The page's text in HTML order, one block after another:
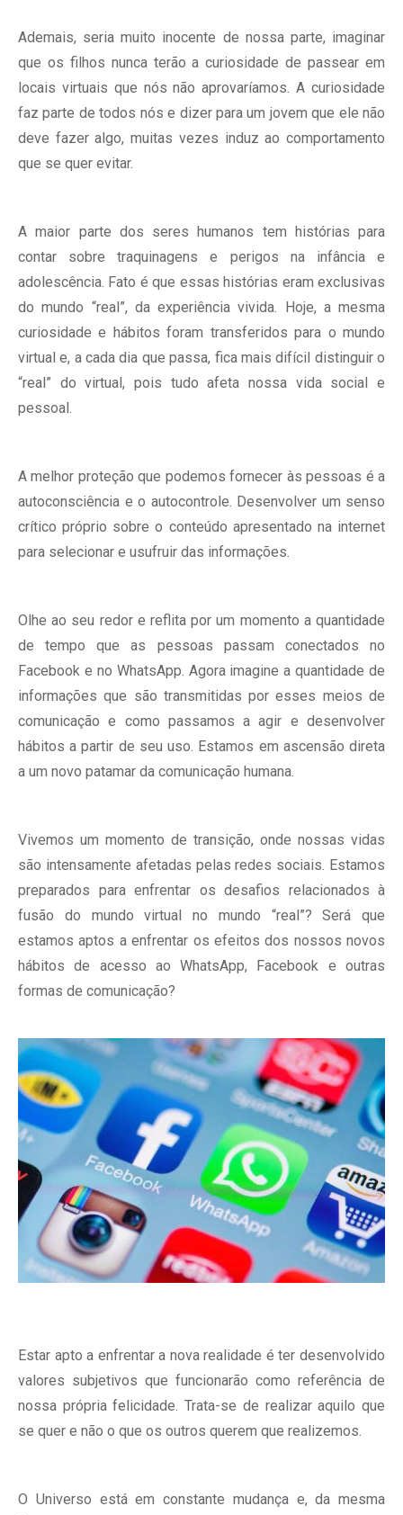
Ademais, seria muito inocente de nossa parte, imaginar
que os filhos nunca terão a curiosidade de passear em
locais virtuais que nós não aprovaríamos. A curiosidade
faz parte de todos nós e dizer para um jovem que ele não
deve fazer algo, muitas vezes induz ao comportamento
que se quer evitar.
A maior parte dos seres humanos tem histórias para
contar sobre traquinagens e perigos na infância e
adolescência. Fato é que essas histórias eram exclusivas
do mundo “real”, da experiência vivida. Hoje, a mesma
curiosidade e hábitos foram transferidos para o mundo
virtual e, a cada dia que passa, fica mais difícil distinguir o
“real” do virtual, pois tudo afeta nossa vida social e
pessoal.
A melhor proteção que podemos fornecer às pessoas é a
autoconsciência e o autocontrole. Desenvolver um senso
crítico próprio sobre o conteúdo apresentado na internet
para selecionar e usufruir das informações.
Olhe ao seu redor e reflita por um momento a quantidade
de tempo que as pessoas passam conectados no
Facebook e no WhatsApp. Agora imagine a quantidade de
informações que são transmitidas por esses meios de
comunicação e como passamos a agir e desenvolver
hábitos a partir de seu uso. Estamos em ascensão direta
a um novo patamar da comunicação humana.
Vivemos um momento de transição, onde nossas vidas
são intensamente afetadas pelas redes sociais. Estamos
preparados para enfrentar os desafios relacionados à
fusão do mundo virtual no mundo “real”? Será que
estamos aptos a enfrentar os efeitos dos nossos novos
hábitos de acesso ao WhatsApp, Facebook e outras
formas de comunicação?
Estar apto a enfrentar a nova realidade é ter desenvolvido
valores subjetivos que funcionarão como referência de
nossa própria felicidade. Trata-se de realizar aquilo que
se quer e não o que os outros querem que realizemos.
O Universo está em constante mudança e, da mesma